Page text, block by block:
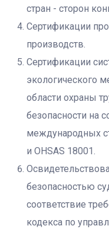
стран - сторон
Сертификации
производств.
Сертификации
экологического
области охраны
безопасности на
международных
и OHSAS 18001.
безопасностью
соответствие
кодекса по